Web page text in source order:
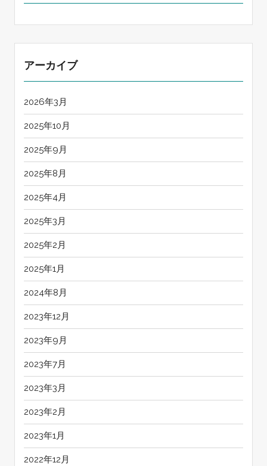
アーカイブ
2026年3月
2025年10月
2025年9月
2025年8月
2025年4月
2025年3月
2025年2月
2025年1月
2024年8月
2023年12月
2023年9月
2023年7月
2023年3月
2023年2月
2023年1月
2022年12月